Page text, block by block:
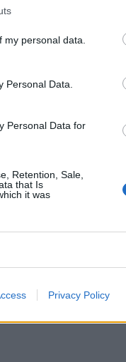
personal data.
Personal Data.
Personal Data for
Retention, Sale,
that Is
it was
Privacy Policy
lat. (fot. GUS)
demografię. Jednym
Polski do UE.
kobiet w wieku
prokreacyjny.
odrobić”.